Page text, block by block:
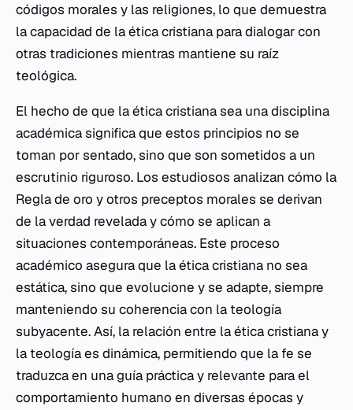
códigos morales y las religiones, lo que demuestra
la capacidad de la ética cristiana para dialogar con
otras tradiciones mientras mantiene su raíz
teológica.
El hecho de que la ética cristiana sea una disciplina
académica significa que estos principios no se
toman por sentado, sino que son sometidos a un
escrutinio riguroso. Los estudiosos analizan cómo la
Regla de oro y otros preceptos morales se derivan
de la verdad revelada y cómo se aplican a
situaciones contemporáneas. Este proceso
académico asegura que la ética cristiana no sea
estática, sino que evolucione y se adapte, siempre
manteniendo su coherencia con la teología
subyacente. Así, la relación entre la ética cristiana y
la teología es dinámica, permitiendo que la fe se
traduzca en una guía práctica y relevante para el
comportamiento humano en diversas épocas y